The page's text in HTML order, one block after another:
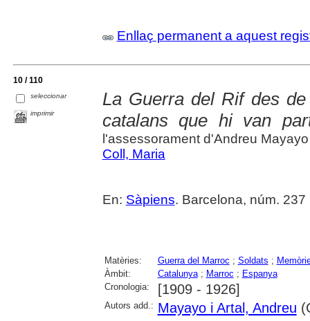
Enllaç permanent a aquest
10 / 110
seleccionar
imprimir
La Guerra del Rif des
catalans que hi van
l'assessorament d'Andreu Mayayo
Coll, Maria
En: Sàpiens. Barcelona, núm.
Matèries: Guerra del Marroc ; Soldats ;
Àmbit:
Catalunya; Marroc ; Espanya
Cronologia:
[1909 - 1926]
Autors add.: Mayayo i Artal, Andreu